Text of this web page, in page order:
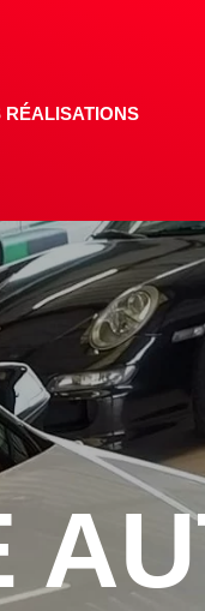
RÉALISATIONS